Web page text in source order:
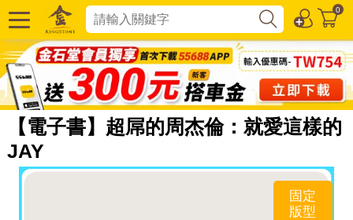
0
【電子書】超屌的周杰倫：就愛這樣的
JAY
固定
版型